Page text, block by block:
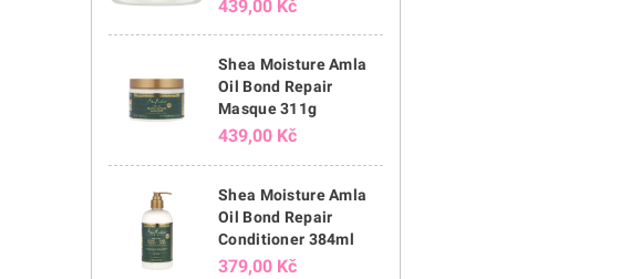
439,00 Kč
Shea Moisture Amla
Oil Bond Repair
Masque 311g
439,00 Kč
Shea Moisture Amla
Oil Bond Repair
Conditioner 384ml
379,00 Kč